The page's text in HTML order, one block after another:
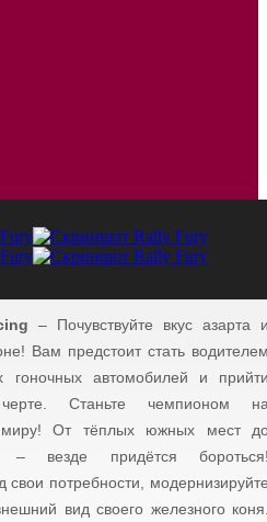
– Почувствуйте вкус азарта
Вам предстоит стать
гоночных автомобилей и
Станьте чемпионом
миру! От тёплых южных мест
– везде придётся
потребности,
вид своего железного